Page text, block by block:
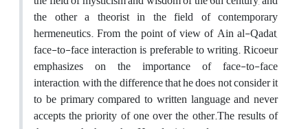
the other a theorist in the field of contemporary
hermeneutics. From the point of view of Ain al-Qadat,
face-to-face interaction is preferable to writing. Ricoeur
emphasizes on the importance of face-to-face
interaction, with the difference that he does not consider it
to be primary compared to written language and never
accepts the priority of one over the other.The results of